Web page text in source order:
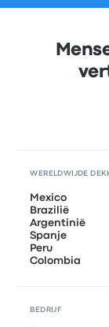
WERELDWIJDE
Mexico
Brazilië
Argentinië
Spanje
Peru
Colombia
BEDRIJF